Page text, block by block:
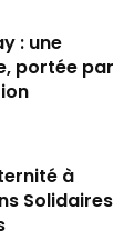
: une
portée par
à
Solidaires